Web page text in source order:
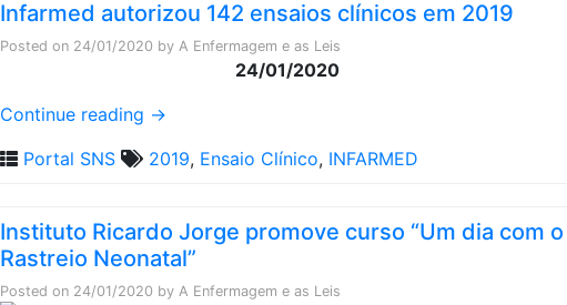
Infarmed autorizou 142 ensaios clínicos em 2019
Posted on 24/01/2020 by A Enfermagem e as Leis
24/01/2020
Continue reading →
Portal SNS
2019, Ensaio Clínico, INFARMED
Instituto Ricardo Jorge promove curso “Um dia com o
Rastreio Neonatal”
Posted on 24/01/2020 by A Enfermagem e as Leis